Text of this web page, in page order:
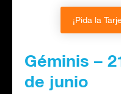
¡Pida la
Géminis –
de junio